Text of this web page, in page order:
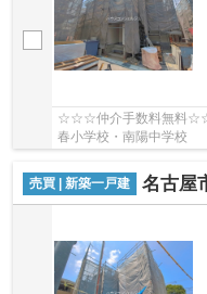
☆☆☆仲介手数料無料
春小学校・南陽中学校
売買 | 新築一戸建 名古屋市港区春